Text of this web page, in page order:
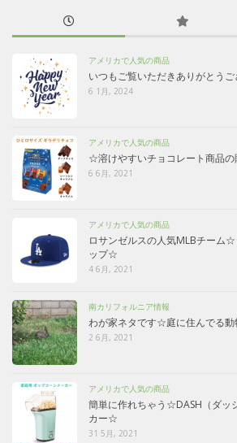
アメリカで人気の商品
いつもご覧いただきありがとうご
6 1月, 2024
アメリカで人気の商品
☆溶けやすいチョコレート商品
6 6月, 2021
アメリカで人気の商品
ロサンゼルスの人気MLBチーム
ップ☆
4 6月, 2021
南カリフォルニア情報
わが家ネタです☆庭に住んでる
2 6月, 2021
アメリカで人気の商品
簡単に作れちゃう☆DASH（ダッ
カー☆
31 5月, 2021